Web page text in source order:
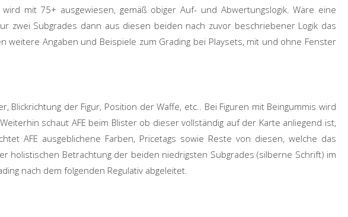
mit 75+ ausgewiesen, gemäß obiger Auf- und Abwertungslogik. Wäre eine
zwei Subgrades dann aus diesen beiden nach zuvor beschriebener Logik das
weitere Angaben und Beispiele zum Grading bei Playsets, mit und ohne Fenster
Blickrichtung der Figur, Position der Waffe, etc.. Bei Figuren mit Beingummis wird
schaut AFE beim Blister ob dieser vollständig auf der Karte anliegend ist,
AFE ausgeblichene Farben, Pricetags sowie Reste von diesen, welche das
holistischen Betrachtung der beiden niedrigsten Subgrades (silberne Schrift) im
nach dem folgenden Regulativ abgeleitet.